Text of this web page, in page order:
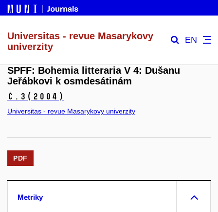
Universitas - revue Masarykovy
univerzity
EN
SPFF: Bohemia litteraria V 4: Dušanu
Jeřábkovi k osmdesátinám
č.3 (2004)
Universitas - revue Masarykovy univerzity
PDF
Metriky